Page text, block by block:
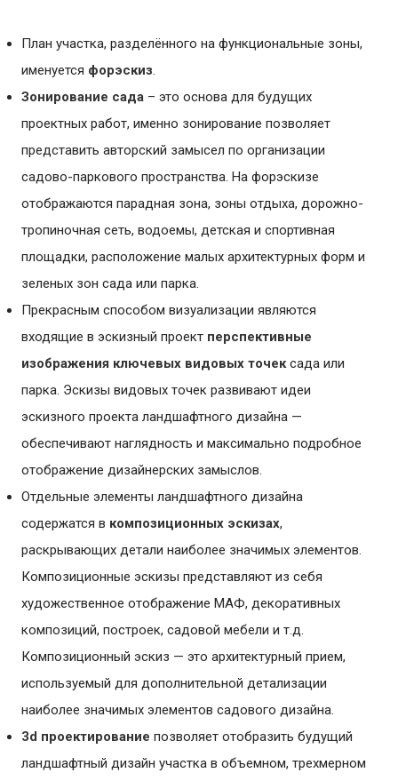
План участка, разделённого на функциональные зоны,
именуется форэскиз.
Зонирование сада – это основа для будущих
проектных работ, именно зонирование позволяет
представить авторский замысел по организации
садово-паркового пространства. На форэскизе
отображаются парадная зона, зоны отдыха, дорожно-
тропиночная сеть, водоемы, детская и спортивная
площадки, расположение малых архитектурных форм и
зеленых зон сада или парка.
Прекрасным способом визуализации являются
входящие в эскизный проект перспективные
изображения ключевых видовых точексада или
парка. Эскизы видовых точек развивают идеи
эскизного проекта ландшафтного дизайна —
обеспечивают наглядность и максимально подробное
отображение дизайнерских замыслов.
Отдельные элементы ландшафтного дизайна
содержатся в композиционных эскизах,
раскрывающих детали наиболее значимых элементов.
Композиционные эскизы представляют из себя
художественное отображение МАФ, декоративных
композиций, построек, садовой мебели и т.д.
Композиционный эскиз — это архитектурный прием,
используемый для дополнительной детализации
наиболее значимых элементов садового дизайна.
3d проектирование позволяет отобразить будущий
ландшафтный дизайн участка в объемном, трехмерном